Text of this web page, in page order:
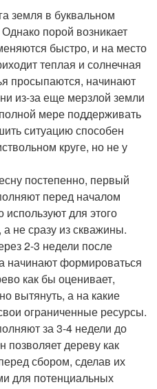
земля в буквальном
порой возникает
быстро, и на место
теплая и солнечная
просыпаются, начинают
из-за еще мерзлой земли
мере поддерживать
ситуацию способен
круге, но не у
постепенно, первый
перед началом
используют для этого
не сразу из скважины.
2-3 недели после
начинают формироваться
как бы оценивает,
вытянуть, а на какие
ограниченные ресурсы.
за 3-4 недели до
дереву как
сбором, сделав их
для потенциальных